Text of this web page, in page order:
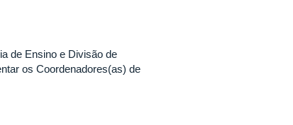
de Ensino e Divisão de
os Coordenadores(as) de